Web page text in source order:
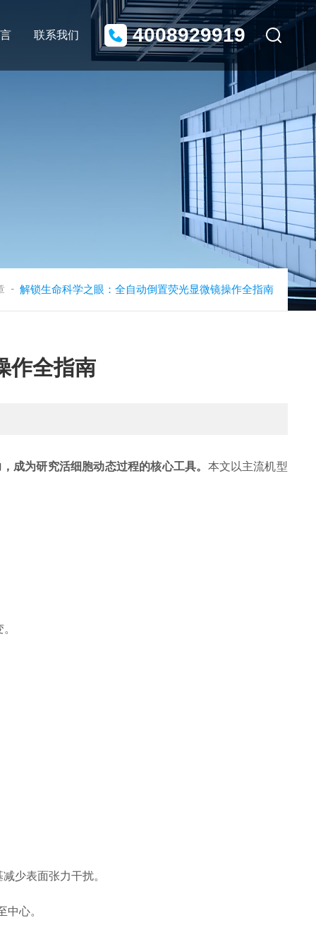
4008929919
联系我们
- 解锁生命科学之眼：全自动倒置荧光显微镜操作全指南
作全指南
成为研究活细胞动态过程的核心工具。 本文以主流机型
少表面张力干扰。
心。